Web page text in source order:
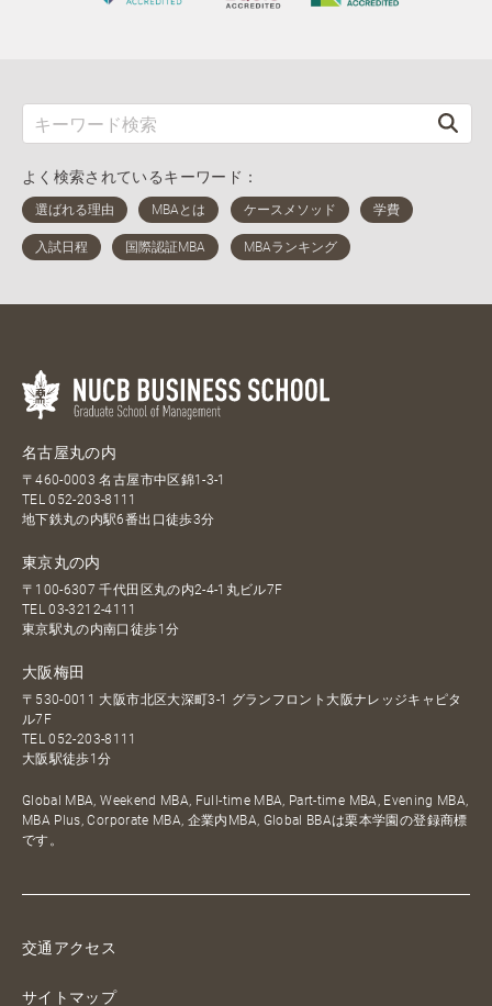
よく検索されているキーワード：
名古屋丸の内
〒460-0003 名古屋市中区錦1-3-1
TEL052-203-8111
地下鉄丸の内駅6番出口徒歩3分
東京丸の内
〒100-6307 千代田区丸の内2-4-1丸ビル7F
TEL03-3212-4111
東京駅丸の内南口徒歩1分
大阪梅田
〒530-0011 大阪市北区大深町3-1 グランフロント大阪ナレッジキャピタ
ル7F
TEL052-203-8111
大阪駅徒歩1分
Global MBA, Weekend MBA, Full-time MBA, Part-time MBA, Evening MBA,
MBA Plus, Corporate MBA, 企業内MBA, Global BBAは栗本学園の登録商標
です。
交通アクセス
サイトマップ